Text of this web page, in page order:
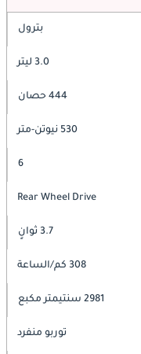
بترول
3.0 ليتر
444 حصان
530 نيوتن-متر
6
Rear Wheel Drive
3.7 ثوانٍ
308 كم/الساعة
2981 سنتيمتر مكبع
توربو منفرد